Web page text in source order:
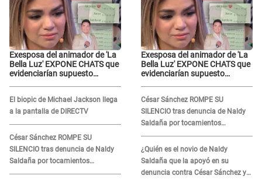
Exesposa del animador de 'La
Bella Luz' EXPONE CHATS que
evidenciarían supuesto
pareja
El biopic de Michael Jackson llega
a la pantalla de DIRECTV
César Sánchez ROMPE SU
SILENCIO tras denuncia de Naldy
Saldaña por tocamientos
indebidos: "Pido respetar la
Exesposa del animador de 'La
Bella Luz' EXPONE CHATS que
evidenciarían supuesto
pareja
César Sánchez ROMPE SU
SILENCIO tras denuncia de Naldy
Saldaña por tocamientos
indebidos: "Pido respetar la
presunción de inocencia"
¿Quién es el novio de Naldy
Saldaña que la apoyó en su
denuncia contra César Sánchez y